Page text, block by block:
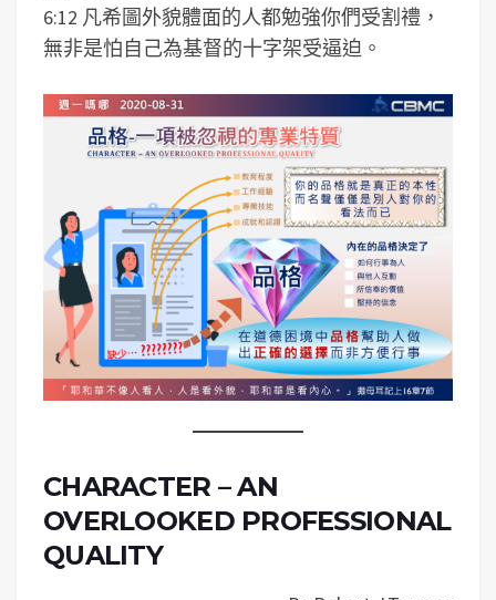
6:12 凡希圖外貌體面的人都勉強你們受割禮，
無非是怕自己為基督的十字架受逼迫。
CHARACTER – AN
OVERLOOKED PROFESSIONAL
QUALITY